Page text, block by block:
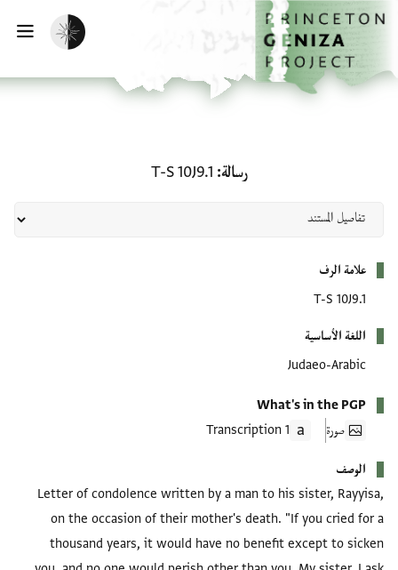
إلى المحتوى الرئيسي
الرئيسية
تفعيل الوضع المظلم
رسالة T-S 10J9.1
علامة الرف
T-S 10J9.1
اللغة الأساسية
Judaeo-Arabic
What's in the PGP
صورة
1 Transcription
الوصف
Letter of condolence written by a man to his sister, Rayyisa,
on the occasion of their mother's death. "If you cried for a
thousand years, it would have no benefit except to sicken